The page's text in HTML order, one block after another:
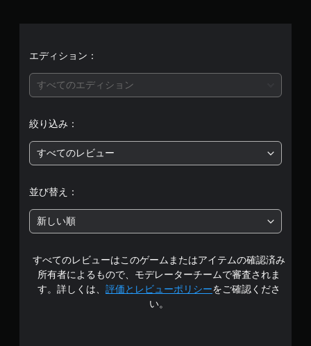
段
階
の
1
で
す
エディション：
すべてのエディション
絞り込み：
すべてのレビュー
並び替え：
新しい順
すべてのレビューはこのゲームまたはアイテムの確認済み
所有者によるもので、モデレーターチームで審査されま
す。詳しくは、 評価とレビューポリシーをご確認くださ
い。